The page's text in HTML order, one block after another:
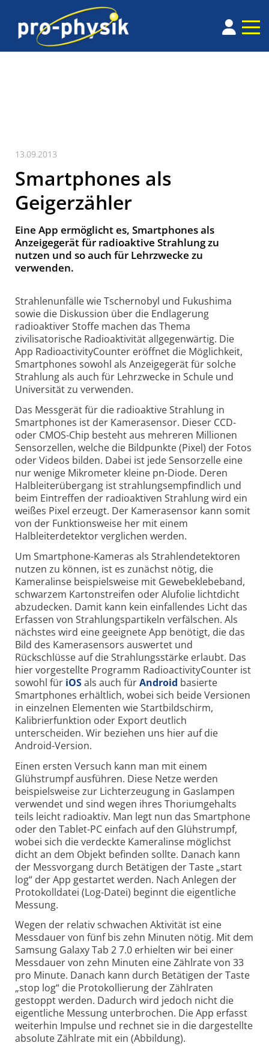
13.09.2013
Smartphones als
Geigerzähler
Eine App ermöglicht es, Smartphones als
Anzeigegerät für radioaktive Strahlung zu
nutzen und so auch für Lehrzwecke zu
verwenden.
Strahlenunfälle wie Tschernobyl und Fukushima
sowie die Diskussion über die Endlagerung
radioaktiver Stoffe machen das Thema
zivilisatorische Radioaktivität allgegenwärtig. Die
App RadioactivityCounter eröffnet die Möglichkeit,
Smartphones sowohl als Anzeigegerät für solche
Strahlung als auch für Lehrzwecke in Schule und
Universität zu verwenden.
Das Messgerät für die radioaktive Strahlung in
Smartphones ist der Kamerasensor. Dieser CCD-
oder CMOS-Chip besteht aus mehreren Millionen
Sensorzellen, welche die Bildpunkte (Pixel) der Fotos
oder Videos bilden. Dabei ist jede Sensorzelle eine
nur wenige Mikrometer kleine pn-Diode. Deren
Halbleiterübergang ist strahlungsempfindlich und
beim Eintreffen der radioaktiven Strahlung wird ein
weißes Pixel erzeugt. Der Kamerasensor kann somit
von der Funktionsweise her mit einem
Halbleiterdetektor verglichen werden.
Um Smartphone-Kameras als Strahlendetektoren
nutzen zu können, ist es zunächst nötig, die
Kameralinse beispielsweise mit Gewebeklebeband,
schwarzem Kartonstreifen oder Alufolie lichtdicht
abzudecken. Damit kann kein einfallendes Licht das
Erfassen von Strahlungspartikeln verfälschen. Als
nächstes wird eine geeignete App benötigt, die das
Bild des Kamerasensors auswertet und
Rückschlüsse auf die Strahlungsstärke erlaubt. Das
hier vorgestellte Programm RadioactivityCounter ist
sowohl für iOSals auch fürAndroid basierte
Smartphones erhältlich, wobei sich beide Versionen
in einzelnen Elementen wie Startbildschirm,
Kalibrierfunktion oder Export deutlich
unterscheiden. Wir beziehen uns hier auf die
Android-Version.
Einen ersten Versuch kann man mit einem
Glühstrumpf ausführen. Diese Netze werden
beispielsweise zur Lichterzeugung in Gaslampen
verwendet und sind wegen ihres Thoriumgehalts
teils leicht radioaktiv. Man legt nun das Smartphone
oder den Tablet-PC einfach auf den Glühstrumpf,
wobei sich die verdeckte Kameralinse möglichst
dicht an dem Objekt befinden sollte. Danach kann
der Messvorgang durch Betätigen der Taste „start
log“ der App gestartet werden. Nach Anlegen der
Protokolldatei (Log-Datei) beginnt die eigentliche
Messung.
Wegen der relativ schwachen Aktivität ist eine
Messdauer von fünf bis zehn Minuten nötig. Mit dem
Samsung Galaxy Tab 2 7.0 erhielten wir bei einer
Messdauer von zehn Minuten eine Zählrate von 33
pro Minute. Danach kann durch Betätigen der Taste
„stop log“ die Protokollierung der Zählraten
gestoppt werden. Dadurch wird jedoch nicht die
eigentliche Messung unterbrochen. Die App erfasst
weiterhin Impulse und rechnet sie in die dargestellte
absolute Zählrate mit ein (Abbildung).